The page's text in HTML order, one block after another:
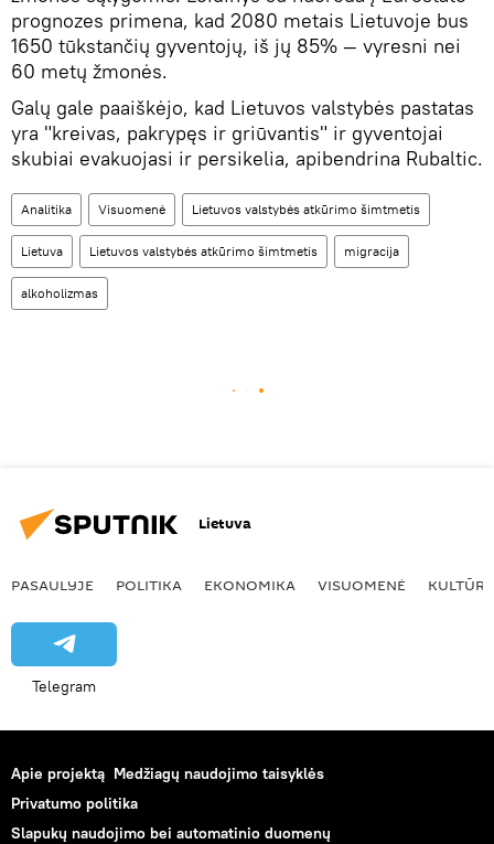
prognozes primena, kad 2080 metais Lietuvoje bus
1650 tūkstančių gyventojų, iš jų 85% — vyresni nei
60 metų žmonės.
Galų gale paaiškėjo, kad Lietuvos valstybės pastatas
yra "kreivas, pakrypęs ir griūvantis" ir gyventojai
skubiai evakuojasi ir persikelia, apibendrina Rubaltic.
Analitika Visuomenė Lietuvos valstybės atkūrimo šimtmetis
Lietuva Lietuvos valstybės atkūrimo šimtmetis migracija
alkoholizmas
Lietuva
PASAULYJE POLITIKA EKONOMIKA VISUOMENĖ KULTŪRA
Telegram
Apie projektą Medžiagų naudojimo taisyklės
Privatumo politika
Slapukų naudojimo bei automatinio duomenų